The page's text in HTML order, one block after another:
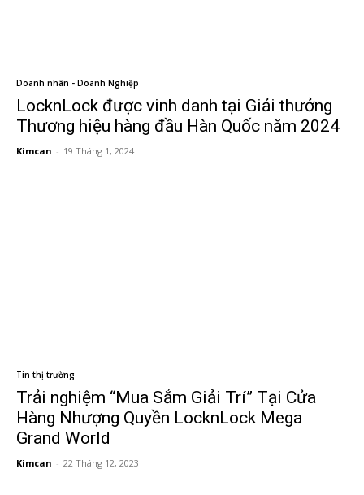
Doanh nhân - Doanh Nghiệp
LocknLock được vinh danh tại Giải thưởng
Thương hiệu hàng đầu Hàn Quốc năm 2024
Kimcan - 19 Tháng 1, 2024
Tin thị trường
Trải nghiệm “Mua Sắm Giải Trí” Tại Cửa
Hàng Nhượng Quyền LocknLock Mega
Grand World
Kimcan - 22 Tháng 12, 2023